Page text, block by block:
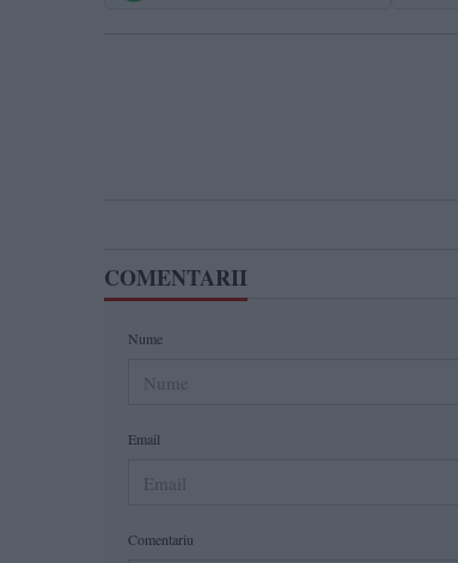
COMENTARII
Nume
Email
Comentariu